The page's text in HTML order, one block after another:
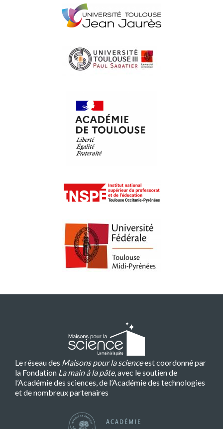
Le réseau des Maisons pour la scienceest coordonné par
la Fondation La main à la pâte, avec le soutien de
l’Académie des sciences, de l’Académie des technologies
et de nombreux partenaires